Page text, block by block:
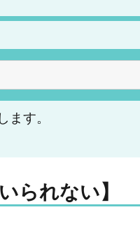
ます。
られない】